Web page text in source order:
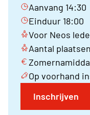
Aanvang 14:30
Einduur 18:00
Voor Neos
Aantal
Op voorhand
Inschrijven